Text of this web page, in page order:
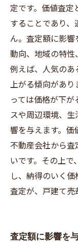
住まいの価
定です。価値査
することであり
ん。査定額に影
動向、地域の特性
例えば、人気の
上がる傾向があ
っては価格が下
スや周辺環境、
響を与えます。
不動産会社から
いです。その上
し、納得のいく
査定が、戸建て売
査定額に影響を